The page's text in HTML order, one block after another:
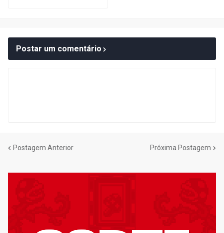
Postar um comentário
Postagem Anterior Próxima Postagem